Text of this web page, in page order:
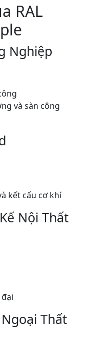
RAL
Nghiệp
và sàn công
kết cấu cơ khí
Nội Thất
Thất